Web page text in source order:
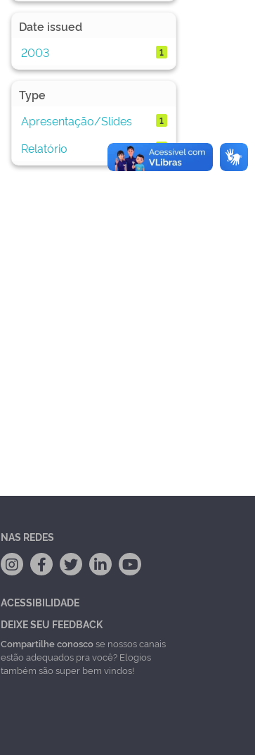
Date issued
2003
1
Type
Apresentação/Slides
1
Relatório 1
NAS REDES
ACESSIBILIDADE
DEIXE SEU FEEDBACK
Compartilhe conoscose nossos canais
estão adequados pra você? Elogios
também são super bem vindos!